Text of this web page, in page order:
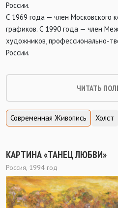
России.
С 1969 года — член Московского
графиков. С 1990 года — член
художников, профессионально-
России.
ЧИТАТЬ
Современная Живопись Холст
КАРТИНА «ТАНЕЦ ЛЮБВИ»
Россия, 1994 год